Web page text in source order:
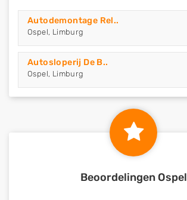
Autodemontage Rel..
Ospel, Limburg
Autosloperij De B..
Ospel, Limburg
Beoordelingen Ospel